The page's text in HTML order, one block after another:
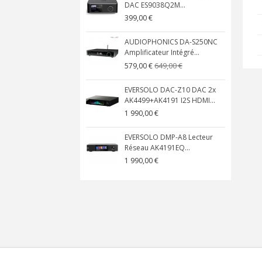
DAC ES9038Q2M...
399,00 €
AUDIOPHONICS DA-S250NC
Amplificateur Intégré...
579,00 €649,00 €
EVERSOLO DAC-Z10 DAC 2x
AK4499+AK4191 I2S HDMI...
1 990,00 €
EVERSOLO DMP-A8 Lecteur
Réseau AK4191EQ...
1 990,00 €